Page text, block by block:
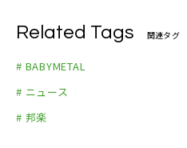
17.Road of Resistance
※初回生産分封入特典：
8.メギツネ
10.イジメ、ダメ、ゼッタイ
11.ギミチョコ！！
12.THE ONE – English
Related Tags 関連タグ
# BABYMETAL
# ニュース
# 邦楽